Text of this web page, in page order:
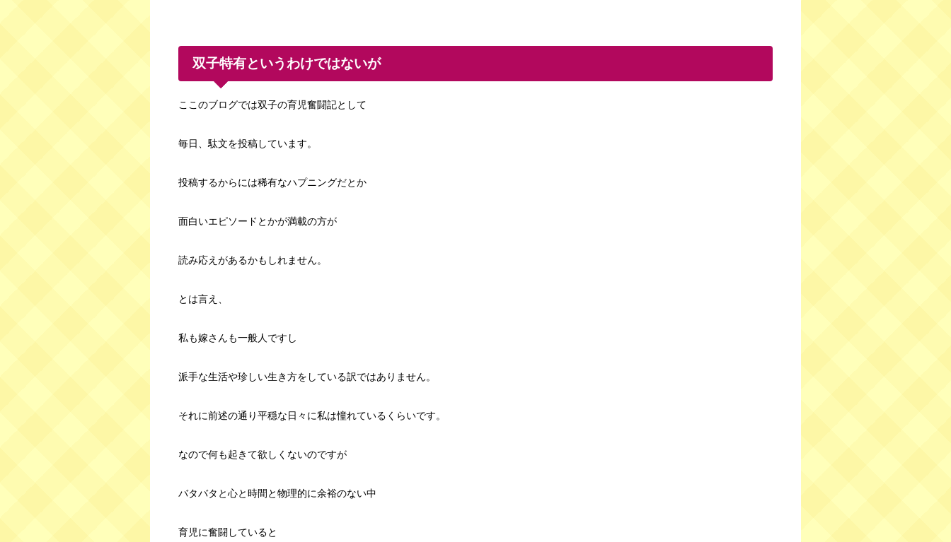
双子特有というわけではないが
ここのブログでは双子の育児奮闘記として
毎日、駄文を投稿しています。
投稿するからには稀有なハプニングだとか
面白いエピソードとかが満載の方が
読み応えがあるかもしれません。
とは言え、
私も嫁さんも一般人ですし
派手な生活や珍しい生き方をしている訳ではありません。
それに前述の通り平穏な日々に私は憧れているくらいです。
なので何も起きて欲しくないのですが
バタバタと心と時間と物理的に余裕のない中
育児に奮闘していると